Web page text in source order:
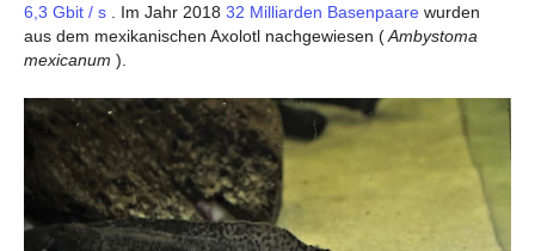
6,3 Gbit / s . Im Jahr 2018 32 Milliarden Basenpaare wurden
aus dem mexikanischen Axolotl nachgewiesen (Ambystoma
mexicanum ).